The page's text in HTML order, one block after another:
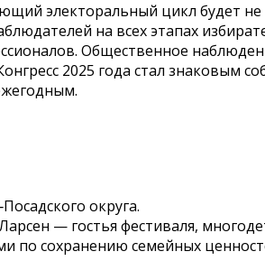
электоральный цикл будет
на всех этапах
Общественное
2025 года стал знаковым
округа.
— гостья фестиваля,
по сохранению семейных